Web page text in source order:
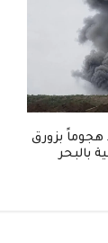
هجوماً بزورق
بالبحر